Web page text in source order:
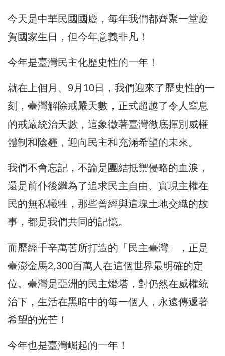
今天是中華民國國慶，每年我們都齊聚一堂慶
賀國家生日，但今年意義非凡！
今年是臺灣民主化歷史性的一年！
就在上個月、9月10日，我們迎來了歷史性的一
刻，臺灣解除戒嚴天數，正式超越了令人窒息
的戒嚴統治天數，這象徵著臺灣徹底揮別威權
體制和陰霾，迎向民主和充滿希望的未來。
我們不會忘記，不論是團結抵禦侵略的血淚，
還是前仆後繼為了追求民主自由、實現主權在
民的無私犧牲，那些曾經與這塊土地交織的故
事，都是我們共同的記憶。
而歷經千辛萬苦所打造的「民主臺灣」，正是
臺澎金馬2,300百萬人在這個世界最明確的定
位。臺灣是亞洲的民主燈塔，對仍然在威權統
治下，生活在黑暗中的每一個人，永遠傳遞著
希望的光芒！
今年也是臺灣崛起的一年！